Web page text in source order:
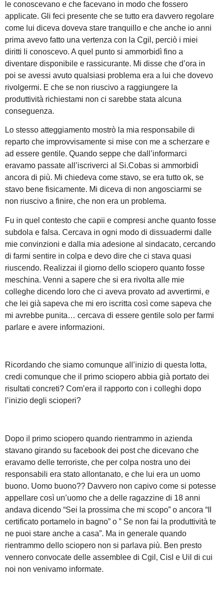
le conoscevano e che facevano in modo che fossero
applicate. Gli feci presente che se tutto era davvero regolare
come lui diceva doveva stare tranquillo e che anche io anni
prima avevo fatto una vertenza con la Cgil, perciò i miei
diritti li conoscevo. A quel punto si ammorbidì fino a
diventare disponibile e rassicurante. Mi disse che d’ora in
poi se avessi avuto qualsiasi problema era a lui che dovevo
rivolgermi. E che se non riuscivo a raggiungere la
produttività richiestami non ci sarebbe stata alcuna
conseguenza.
Lo stesso atteggiamento mostrò la mia responsabile di
reparto che improvvisamente si mise con me a scherzare e
ad essere gentile. Quando seppe che dall’informarci
eravamo passate all’iscriverci al Si.Cobas si ammorbidì
ancora di più. Mi chiedeva come stavo, se era tutto ok, se
stavo bene fisicamente. Mi diceva di non angosciarmi se
non riuscivo a finire, che non era un problema.
Fu in quel contesto che capii e compresi anche quanto fosse
subdola e falsa. Cercava in ogni modo di dissuadermi dalle
mie convinzioni e dalla mia adesione al sindacato, cercando
di farmi sentire in colpa e devo dire che ci stava quasi
riuscendo. Realizzai il giorno dello sciopero quanto fosse
meschina. Venni a sapere che si era rivolta alle mie
colleghe dicendo loro che ci aveva provato ad avvertirmi, e
che lei già sapeva che mi ero iscritta così come sapeva che
mi avrebbe punita… cercava di essere gentile solo per farmi
parlare e avere informazioni.
Ricordando che siamo comunque all’inizio di questa lotta,
credi comunque che il primo sciopero abbia già portato dei
risultati concreti? Com’era il rapporto con i colleghi dopo
l’inizio degli scioperi?
Dopo il primo sciopero quando rientrammo in azienda
stavano girando su facebook dei post che dicevano che
eravamo delle terroriste, che per colpa nostra uno dei
responsabili era stato allontanato, e che lui era un uomo
buono. Uomo buono?? Davvero non capivo come si potesse
appellare così un’uomo che a delle ragazzine di 18 anni
andava dicendo “Sei la prossima che mi scopo” o ancora “Il
certificato portamelo in bagno” o ” Se non fai la produttività te
ne puoi stare anche a casa”. Ma in generale quando
rientrammo dello sciopero non si parlava più. Ben presto
vennero convocate delle assemblee di Cgil, Cisl e Uil di cui
noi non venivamo informate.